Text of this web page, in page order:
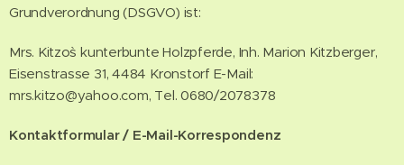
Grundverordnung (DSGVO) ist:
Mrs. Kitzo`s kunterbunte Holzpferde, Inh. Marion Kitzberger,
Eisenstrasse 31, 4484 Kronstorf E-Mail:
mrs.kitzo@yahoo.com, Tel. 0680/2078378
Kontaktformular / E-Mail-Korrespondenz